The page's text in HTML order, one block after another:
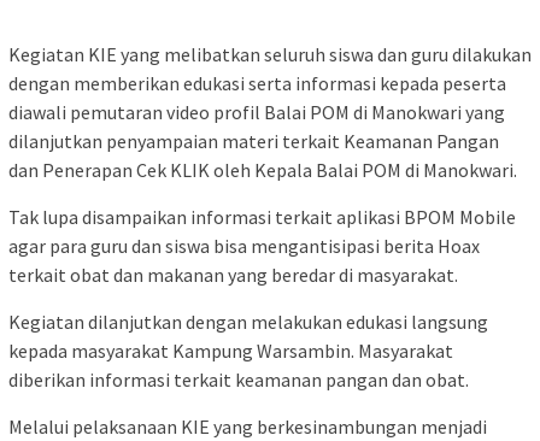
Kegiatan KIE yang melibatkan seluruh siswa dan guru dilakukan
dengan memberikan edukasi serta informasi kepada peserta
diawali pemutaran video profil Balai POM di Manokwari yang
dilanjutkan penyampaian materi terkait Keamanan Pangan
dan Penerapan Cek KLIK oleh Kepala Balai POM di Manokwari.
Tak lupa disampaikan informasi terkait aplikasi BPOM Mobile
agar para guru dan siswa bisa mengantisipasi berita Hoax
terkait obat dan makanan yang beredar di masyarakat.
Kegiatan dilanjutkan dengan melakukan edukasi langsung
kepada masyarakat Kampung Warsambin. Masyarakat
diberikan informasi terkait keamanan pangan dan obat.
Melalui pelaksanaan KIE yang berkesinambungan menjadi